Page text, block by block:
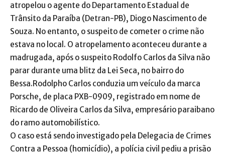
atropelou o agente do Departamento Estadual de
Trânsito da Paraíba (Detran-PB), Diogo Nascimento de
Souza. No entanto, o suspeito de cometer o crime não
estava no local. O atropelamento aconteceu durante a
madrugada, após o suspeito Rodolfo Carlos da Silva não
parar durante uma blitz da Lei Seca, no bairro do
Bessa.Rodolpho Carlos conduzia um veículo da marca
Porsche, de placa PXB-0909, registrado em nome de
Ricardo de Oliveira Carlos da Silva, empresário paraibano
do ramo automobilístico.
O caso está sendo investigado pela Delegacia de Crimes
Contra a Pessoa (homicídio), a polícia civil pediu a prisão